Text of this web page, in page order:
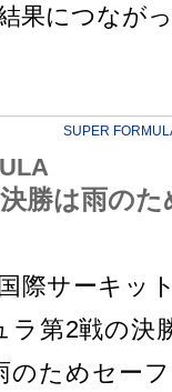
果につなが
SUPER
勝は雨の
際サーキッ
ラ第2戦の決
のためセー